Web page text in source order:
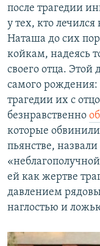
после трагедии
у тех, кто
Наташа до сих
койкам, надеясь
своего отца. Этой
самого рождения:
трагедии их с
безнравственно
которые
пьянстве,
ей как жертве
давлением
наглостью и